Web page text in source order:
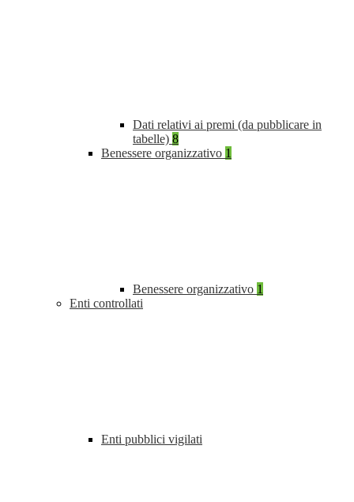
Dati relativi ai premi (da pubblicare in
tabelle) 8
Benessere organizzativo 1
Benessere organizzativo 1
Enti controllati
Enti pubblici vigilati